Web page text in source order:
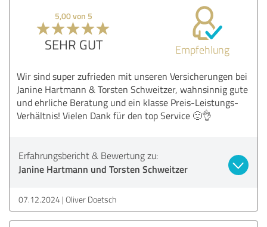
5,00 von 5
SEHR GUT Empfehlung
Wir sind super zufrieden mit unseren Versicherungen bei
Janine Hartmann & Torsten Schweitzer, wahnsinnig gute
und ehrliche Beratung und ein klasse Preis-Leistungs-
Verhältnis! Vielen Dank für den top Service 🙂👌
Erfahrungsbericht & Bewertung zu:
Janine Hartmann und Torsten Schweitzer
07.12.2024 Oliver Doetsch